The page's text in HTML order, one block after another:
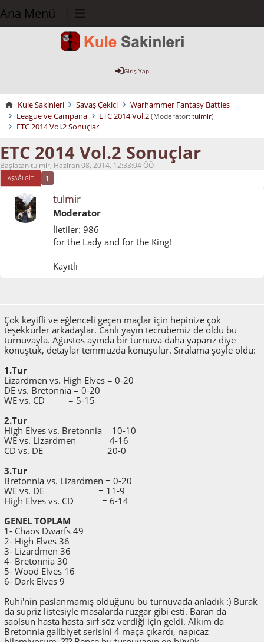
Ana Menü
Giriş Yap
Kule Sakinleri Savaş Çekici
Warhammer Fantasy Battles
League ve Campana
ETC 2014 Vol.2(Moderatör:tulmir)
ETC 2014 Vol.2 Sonuçlar
ETC 2014 Vol.2 Sonuçlar
Başlatan tulmir, Haziran 08, 2014, 12:33:04 ÖÖ
AŞAĞI GIT 1
tulmir
Moderator
İletiler: 986
for the Lady and for the King!
Kayıtlı
Çok keyifli ve eğlenceli geçen maçlar için hepinize çok
teşekkürler arkadaşlar. Canlı yayın tecrübemiz de oldu bu
turnuvayla. Ağustos ayında bir turnuva daha yaparız diye
konuştuk, detaylar temmuzda konuşulur. Sıralama şöyle oldu:
1.Tur
Lizardmen vs. High Elves = 0-20
DE vs. Bretonnia = 0-20
WE vs. CD = 5-15
2.Tur
High Elves vs. Bretonnia = 10-10
WE vs. Lizardmen = 4-16
CD vs. DE = 20-0
3.Tur
Bretonnia vs. Lizardmen = 0-20
WE vs. DE = 11-9
High Elves vs. CD = 6-14
GENEL TOPLAM
1- Chaos Dwarfs 49
2- High Elves 36
3- Lizardmen 36
4- Bretonnia 30
5- Wood Elves 16
6- Dark Elves 9
Ruhi'nin paslanmamış olduğunu bu turnuvada anladık :) Burak
da süpriz listesiyle masalarda rüzgar gibi esti. Baran da
saolsun hasta hasta sırf söz verdiği için geldi. Alkım da
Bretonnia galibiyet serisini 4 maça çıkardı, napıcaz